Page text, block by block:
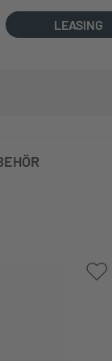
LEASING